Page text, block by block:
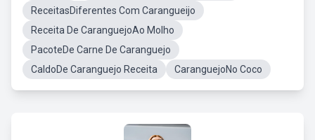
ReceitasDiferentes Com Carangueijo
Receita De CaranguejoAo Molho
PacoteDe Carne De Caranguejo
CaldoDe Caranguejo Receita
CaranguejoNo Coco